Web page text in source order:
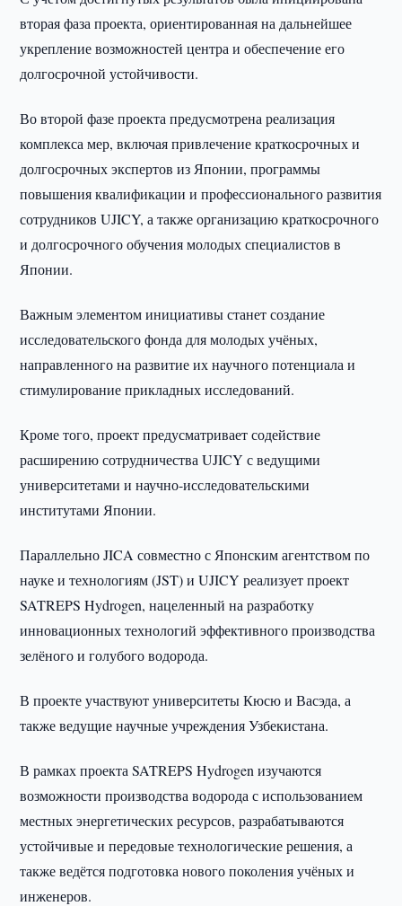
вторая фаза проекта, ориентированная на дальнейшее
укрепление возможностей центра и обеспечение его
долгосрочной устойчивости.
Во второй фазе проекта предусмотрена реализация
комплекса мер, включая привлечение краткосрочных и
долгосрочных экспертов из Японии, программы
повышения квалификации и профессионального развития
сотрудников UJICY, а также организацию краткосрочного
и долгосрочного обучения молодых специалистов в
Японии.
Важным элементом инициативы станет создание
исследовательского фонда для молодых учёных,
направленного на развитие их научного потенциала и
стимулирование прикладных исследований.
Кроме того, проект предусматривает содействие
расширению сотрудничества UJICY с ведущими
университетами и научно-исследовательскими
институтами Японии.
Параллельно JICA совместно с Японским агентством по
науке и технологиям (JST) и UJICY реализует проект
SATREPS Hydrogen, нацеленный на разработку
инновационных технологий эффективного производства
зелёного и голубого водорода.
В проекте участвуют университеты Кюсю и Васэда, а
также ведущие научные учреждения Узбекистана.
В рамках проекта SATREPS Hydrogen изучаются
возможности производства водорода с использованием
местных энергетических ресурсов, разрабатываются
устойчивые и передовые технологические решения, а
также ведётся подготовка нового поколения учёных и
инженеров.